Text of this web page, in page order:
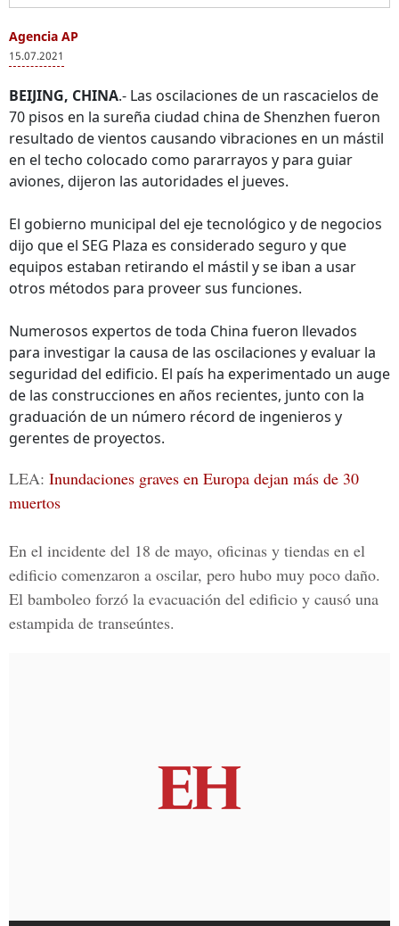
Agencia AP
15.07.2021
BEIJING, CHINA.- Las oscilaciones de un rascacielos de
70 pisos en la sureña ciudad china de Shenzhen fueron
resultado de vientos causando vibraciones en un mástil
en el techo colocado como pararrayos y para guiar
aviones, dijeron las autoridades el jueves.
El gobierno municipal del eje tecnológico y de negocios
dijo que el SEG Plaza es considerado seguro y que
equipos estaban retirando el mástil y se iban a usar
otros métodos para proveer sus funciones.
Numerosos expertos de toda China fueron llevados
para investigar la causa de las oscilaciones y evaluar la
seguridad del edificio. El país ha experimentado un auge
de las construcciones en años recientes, junto con la
graduación de un número récord de ingenieros y
gerentes de proyectos.
LEA: Inundaciones graves en Europa dejan más de 30
muertos
En el incidente del 18 de mayo, oficinas y tiendas en el
edificio comenzaron a oscilar, pero hubo muy poco daño.
El bamboleo forzó la evacuación del edificio y causó una
estampida de transeúntes.